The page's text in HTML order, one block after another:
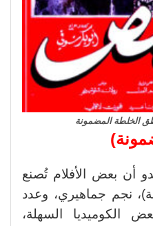
الخلطة المضمونة
أن بعض الأفلام تُصنع
نجم جماهيري، وعدد
الكوميديا السهلة،